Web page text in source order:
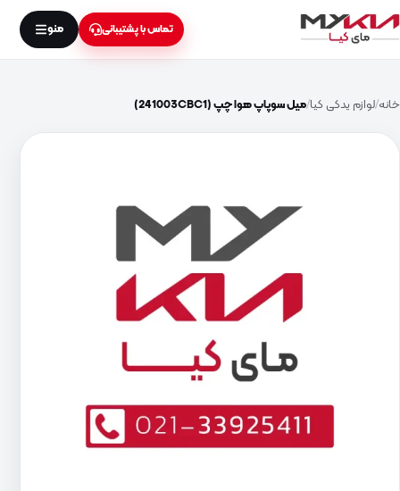
تماس با پشتیبانی منو
خانه لوازم یدکی کیا میل سوپاپ هوا چپ (241003CBC1)